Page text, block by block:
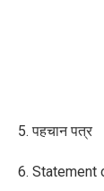
5. पहचान पत्र
6. Statement